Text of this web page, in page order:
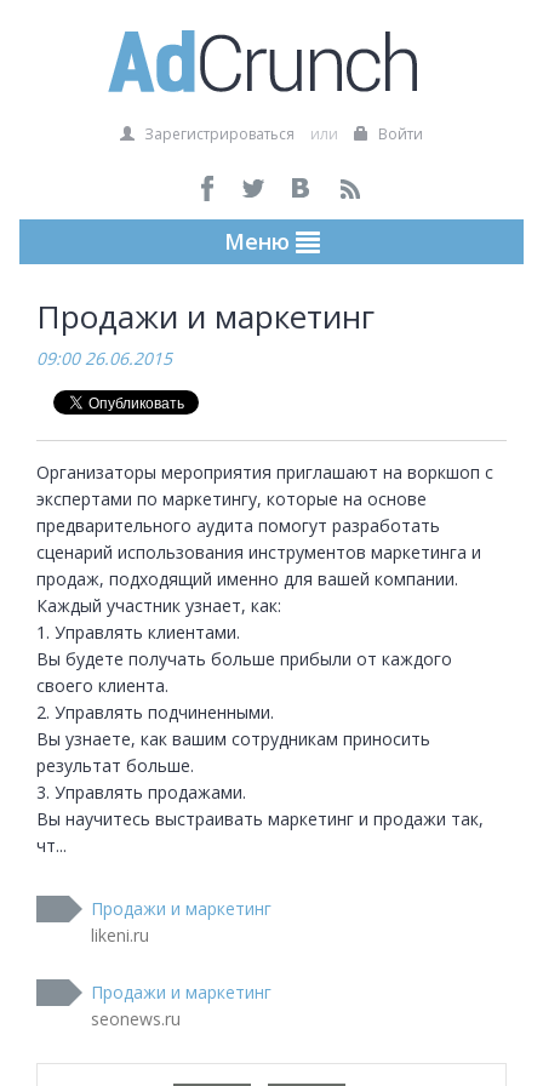
Зарегистрироваться или Войти
Меню
Продажи и маркетинг
09:00 26.06.2015
Организаторы мероприятия приглашают на воркшоп с
экспертами по маркетингу, которые на основе
предварительного аудита помогут разработать
сценарий использования инструментов маркетинга и
продаж, подходящий именно для вашей компании.
Каждый участник узнает, как:
1. Управлять клиентами.
Вы будете получать больше прибыли от каждого
своего клиента.
2. Управлять подчиненными.
Вы узнаете, как вашим сотрудникам приносить
результат больше.
3. Управлять продажами.
Вы научитесь выстраивать маркетинг и продажи так,
чт...
Продажи и маркетинг
likeni.ru
Продажи и маркетинг
seonews.ru